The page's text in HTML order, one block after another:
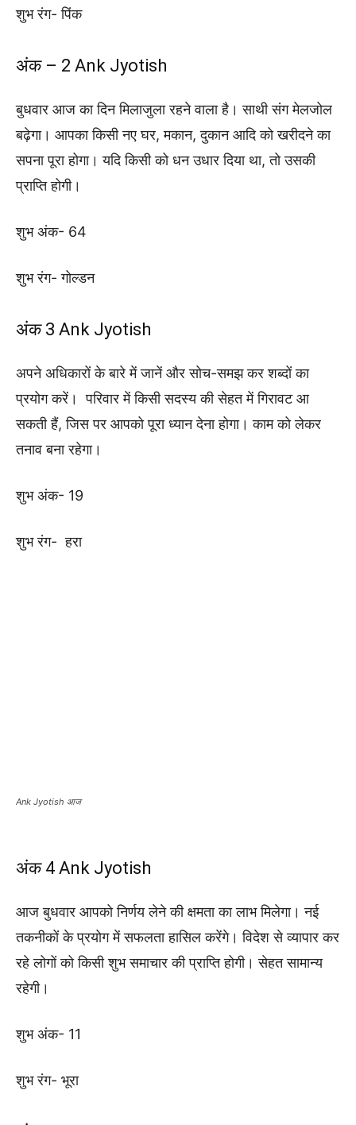
शुभ रंग- पिंक
अंक – 2 Ank Jyotish
बुधवार आज का दिन मिलाजुला रहने वाला है। साथी संग मेलजोल
बढ़ेगा। आपका किसी नए घर, मकान, दुकान आदि को खरीदने का
सपना पूरा होगा। यदि किसी को धन उधार दिया था, तो उसकी
प्राप्ति होगी।
शुभ अंक- 64
शुभ रंग- गोल्डन
अंक 3 Ank Jyotish
अपने अधिकारों के बारे में जानें और सोच-समझ कर शब्दों का
प्रयोग करें। परिवार में किसी सदस्य की सेहत में गिरावट आ
सकती हैं, जिस पर आपको पूरा ध्यान देना होगा। काम को लेकर
तनाव बना रहेगा।
शुभ अंक- 19
शुभ रंग- हरा
Ank Jyotish आज
अंक 4 Ank Jyotish
आज बुधवार आपको निर्णय लेने की क्षमता का लाभ मिलेगा। नई
तकनीकों के प्रयोग में सफलता हासिल करेंगे। विदेश से व्यापार कर
रहे लोगों को किसी शुभ समाचार की प्राप्ति होगी। सेहत सामान्य
रहेगी।
शुभ अंक- 11
शुभ रंग- भूरा